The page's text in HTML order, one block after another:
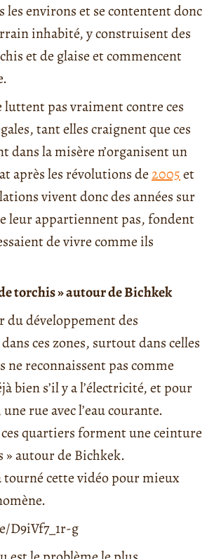
les environs et se contentent donc
inhabité, y construisent des
et de glaise et commencent
luttent pas vraiment contre ces
tant elles craignent que ces
dans la misère n’organisent un
après les révolutions de2005et
vivent donc des années sur
leur appartiennent pas, fondent
de vivre comme ils
torchis » autour de Bichkek
développement des
ces zones, surtout dans celles
ne reconnaissent pas comme
bien s’il y a l’électricité, et pour
rue avec l’eau courante.
quartiers forment une ceinture
» autour de Bichkek.
tourné cette vidéo pour mieux
D9iVf7_1r-g